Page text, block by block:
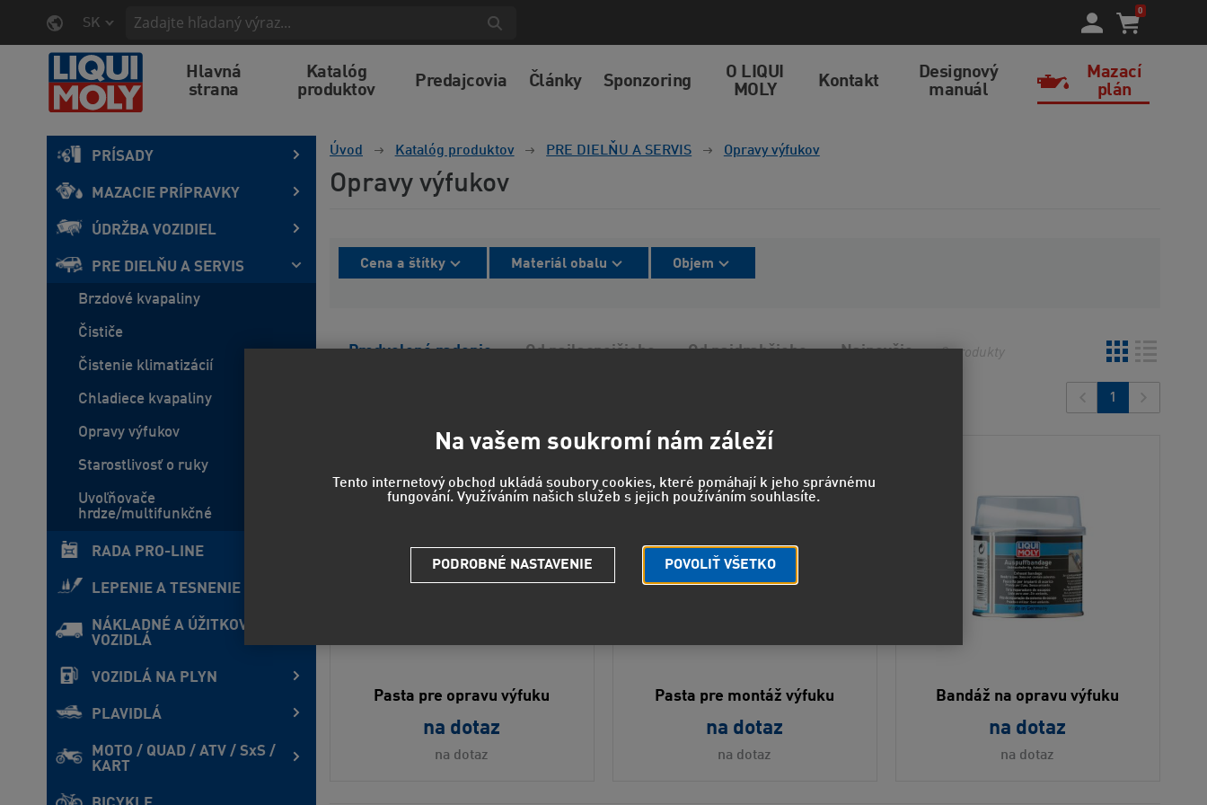
SK
0
Hlavná
strana
Katalóg
produktov
Predajcovia Články Sponzoring
O LIQUI
MOLY
Kontakt
Designový
manuál
Mazací
plán
PRÍSADY
MAZACIE PRÍPRAVKY
ÚDRŽBA VOZIDIEL
PRE DIELŇU A SERVIS
Brzdové kvapaliny
Čističe
Čistenie klimatizácií
Chladiece kvapaliny
Opravy výfukov
Starostlivosť o ruky
Uvoľňovače
hrdze/multifunkčné
RADA PRO-LINE
LEPENIE A TESNENIE
NÁKLADNÉ A ÚŽITKOVÉ
VOZIDLÁ
VOZIDLÁ NA PLYN
PLAVIDLÁ
MOTO / QUAD / ATV / SxS /
KART
Úvod Katalóg produktov PRE DIELŇU A SERVIS Opravy výfukov
Opravy výfukov
Cena a štítky Materiál obalu Objem
Predvolené radenie Od najlacnejšieho Od najdrahšieho Najnovšie 3produkty
1
Pasta pre opravu výfuku
na dotaz
na dotaz
Pasta pre montáž výfuku
na dotaz
na dotaz
Bandáž na opravu výfuku
na dotaz
na dotaz
Na vašem soukromí nám záleží
Tento internetový obchod ukládá soubory cookies, které pomáhají k jeho správnému
fungování. Využíváním našich služeb s jejich používáním souhlasíte.
POVOLIŤ VŠETKO
PODROBNÉ NASTAVENIE